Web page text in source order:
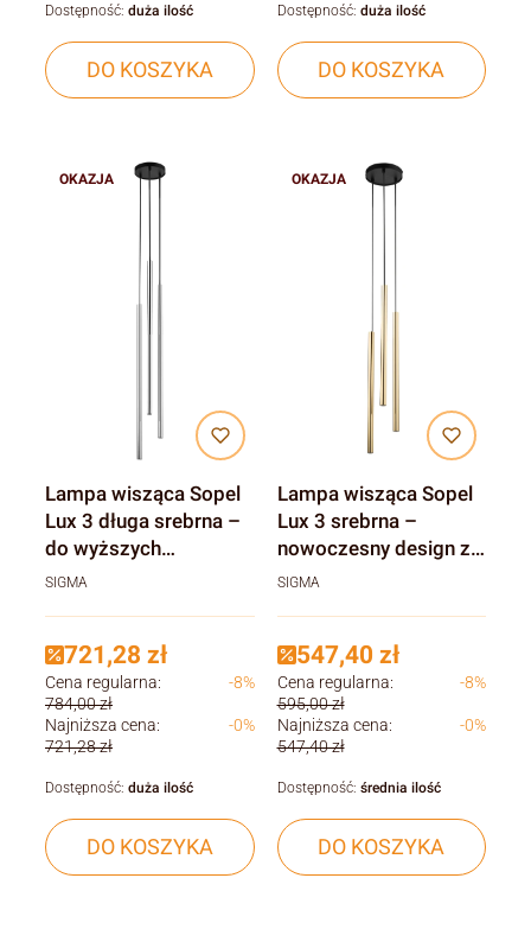
DO KOSZYKA
Dostępność: duża ilość
DO KOSZYKA
Dostępność: duża ilość
OKAZJA
Lampa wisząca Sopel
Lux 3 długa srebrna –
do wyższych
pomieszczeń
SIGMA
721,28 zł
Cena regularna:
784,00 zł
-8%
Najniższa cena:
721,28 zł
-0%
DO KOSZYKA
Dostępność: duża ilość
OKAZJA
Lampa wisząca Sopel
Lux 3 srebrna –
nowoczesny design z
nutą luksusu
SIGMA
547,40 zł
Cena regularna:
595,00 zł
-8%
Najniższa cena:
547,40 zł
-0%
DO KOSZYKA
Dostępność: średnia ilość